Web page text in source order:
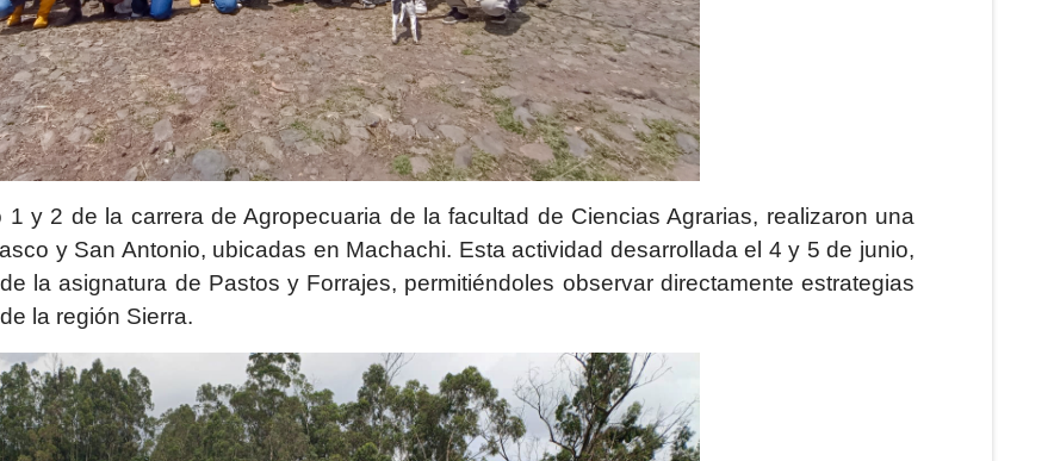
y 2 de la carrera de Agropecuaria de la facultad de Ciencias Agrarias, realizaron una
y San Antonio, ubicadas en Machachi. Esta actividad desarrollada el 4 y 5 de junio,
la asignatura de Pastos y Forrajes, permitiéndoles observar directamente estrategias
la región Sierra.